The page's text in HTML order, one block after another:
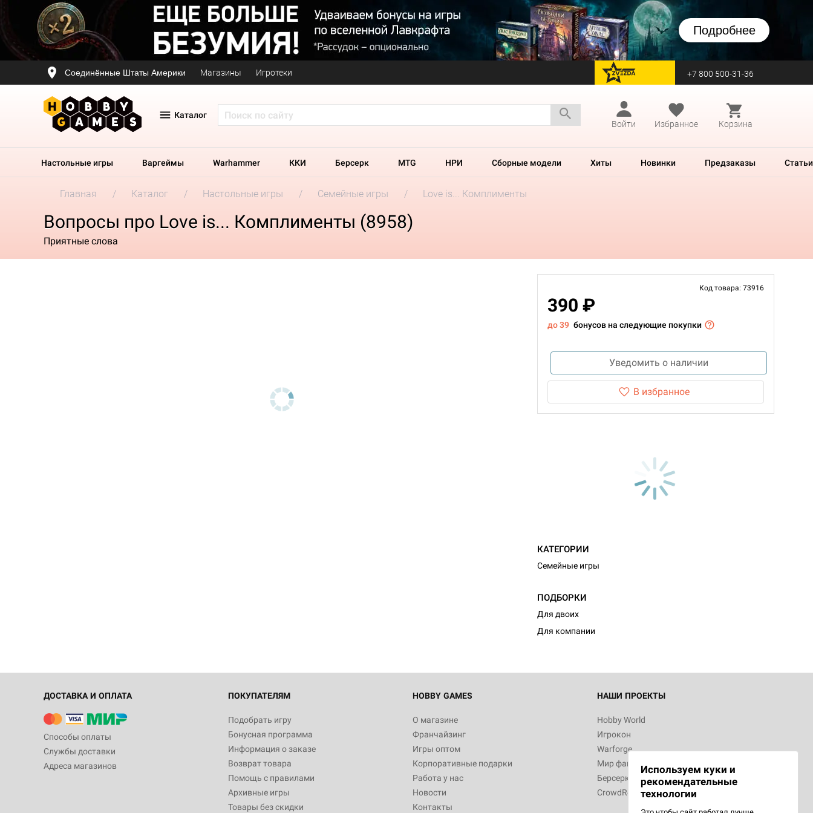
Подробнее
Соединённые Штаты Америки Магазины Игротеки перейти на Zvezda +7 800 500-31-36
Каталог
Войти
Избранное Корзина
Настольные игры Варгеймы Warhammer ККИ Берсерк MTG НРИ Сборные модели Хиты Новинки Предзаказы Статьи
Главная Каталог Настольные игры Семейные игры Love is... Комплименты
Вопросы про Love is... Комплименты (8958)
Приятные слова
Код товара: 73916
390 ₽
до 39 бонусов на следующие покупки
Уведомить о наличии
В избранное
КАТЕГОРИИ
Семейные игры
ПОДБОРКИ
Для двоих
Для компании
ДОСТАВКА И ОПЛАТА
Способы оплаты
Службы доставки
Адреса магазинов
ПОКУПАТЕЛЯМ
Подобрать игру
Бонусная программа
Информация о заказе
Возврат товара
Помощь с правилами
Архивные игры
Товары без скидки
HOBBY GAMES
О магазине
Франчайзинг
Игры оптом
Корпоративные подарки
Работа у нас
Новости
Контакты
НАШИ ПРОЕКТЫ
Hobby World
Игрокон
Warforge
Мир фантастики
Берсерк
CrowdRepublic
Используем куки и
рекомендательные
технологии